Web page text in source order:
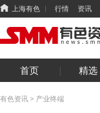
上海有色 行情 资讯
首页 精选
有色资讯> 产业终端